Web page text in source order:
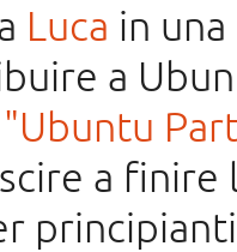
Luca in
a
"Ubuntu
a